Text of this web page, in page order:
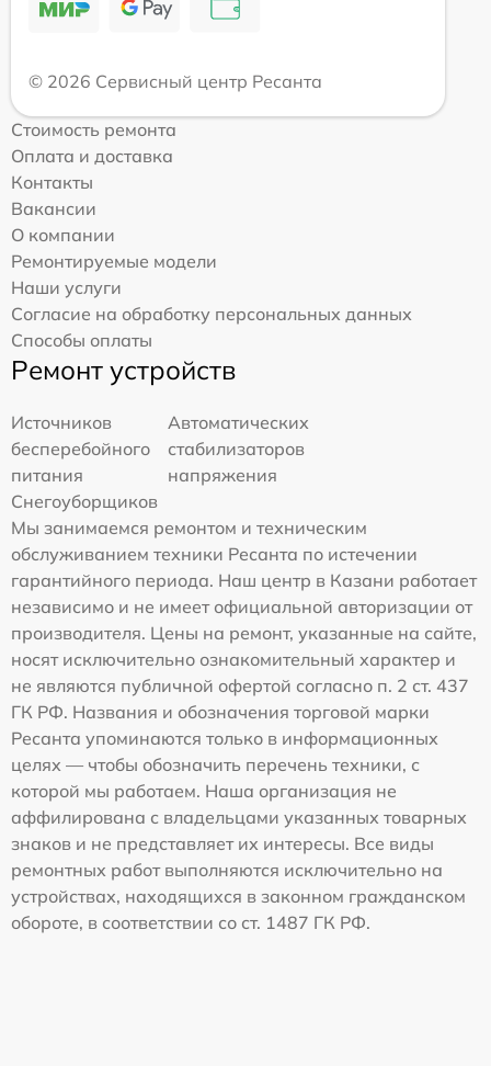
© 2026 Сервисный центр Ресанта
Стоимость ремонта
Оплата и доставка
Контакты
Вакансии
О компании
Ремонтируемые модели
Наши услуги
Согласие на обработку персональных данных
Способы оплаты
Ремонт устройств
Источников
бесперебойного
питания
Автоматических
стабилизаторов
напряжения
Снегоуборщиков
Мы занимаемся ремонтом и техническим
обслуживанием техники Ресанта по истечении
гарантийного периода. Наш центр в Казани работает
независимо и не имеет официальной авторизации от
производителя. Цены на ремонт, указанные на сайте,
носят исключительно ознакомительный характер и
не являются публичной офертой согласно п. 2 ст. 437
ГК РФ. Названия и обозначения торговой марки
Ресанта упоминаются только в информационных
целях — чтобы обозначить перечень техники, с
которой мы работаем. Наша организация не
аффилирована с владельцами указанных товарных
знаков и не представляет их интересы. Все виды
ремонтных работ выполняются исключительно на
устройствах, находящихся в законном гражданском
обороте, в соответствии со ст. 1487 ГК РФ.